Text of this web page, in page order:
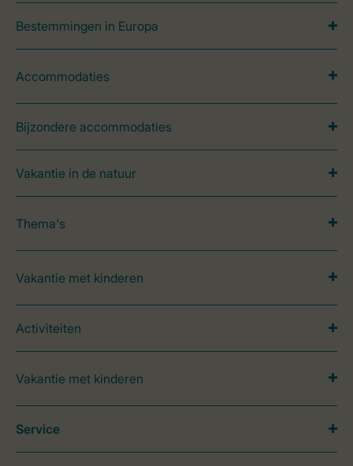
Bestemmingen in Europa
Accommodaties
Bijzondere accommodaties
Vakantie in de natuur
Thema's
Vakantie met kinderen
Activiteiten
Vakantie met kinderen
Service